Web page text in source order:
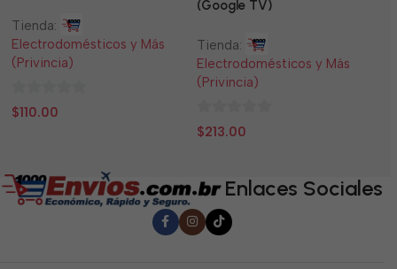
Tienda:
Electrodomésticos y Más
(Privincia)
0
$110.00
(Google TV)
Tienda:
Electrodomésticos y Más
(Privincia)
0
$213.00
Enlaces Sociales